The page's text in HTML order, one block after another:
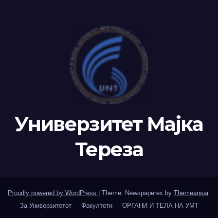
Универзитет Мајка
Тереза
Proudly powered by WordPress Theme: Newspaperex by Themeansar.
За Универзитетот
Факултети ОРГАНИ И ТЕЛА НА УМТ